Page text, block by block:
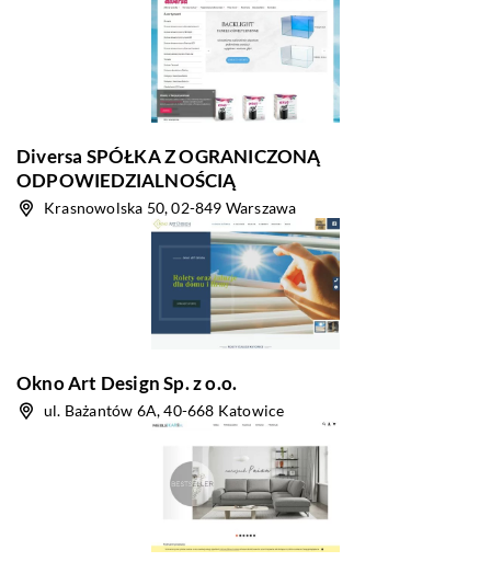
Diversa SPÓŁKA Z OGRANICZONĄ
ODPOWIEDZIALNOŚCIĄ
Krasnowolska 50, 02-849 Warszawa
Okno Art Design Sp. z o.o.
ul. Bażantów 6A, 40-668 Katowice